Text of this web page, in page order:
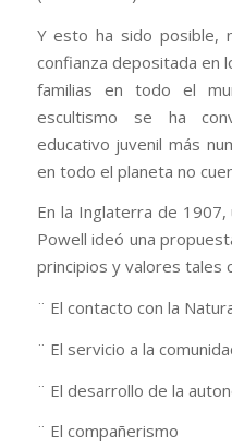
Y esto ha sido posible,
confianza depositada en
familias en todo el
escultismo se ha
educativo juvenil más
en todo el planeta no
En la Inglaterra de 1907,
Powell ideó una
principios y valores tales
¨ El contacto con la
¨ El servicio a la
¨ El desarrollo de la
¨ El compañerismo